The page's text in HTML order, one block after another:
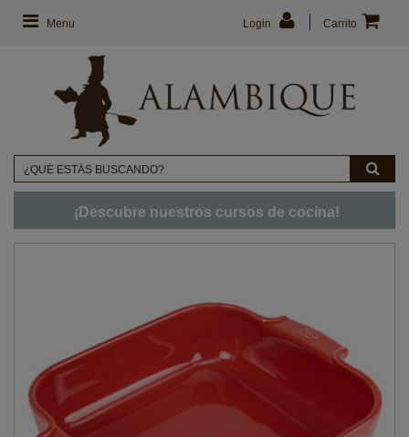
Menu Carrito
Login
¡Descubre nuestros cursos de cocina!